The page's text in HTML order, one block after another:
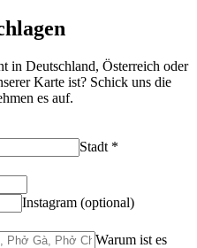
in Deutschland, Österreich oder
Karte ist? Schick uns die
es auf.
Stadt *
Instagram (optional)
Warum ist es